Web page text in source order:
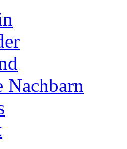
Nachbarn